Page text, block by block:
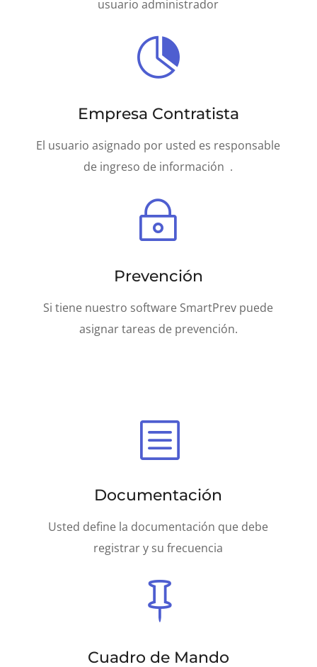
usuario administrador

Empresa Contratista
El usuario asignado por usted es responsable
de ingreso de información .
~
Prevención
Si tiene nuestro software SmartPrev puede
asignar tareas de prevención.
b
Documentación
Usted define la documentación que debe
registrar y su frecuencia

Cuadro de Mando